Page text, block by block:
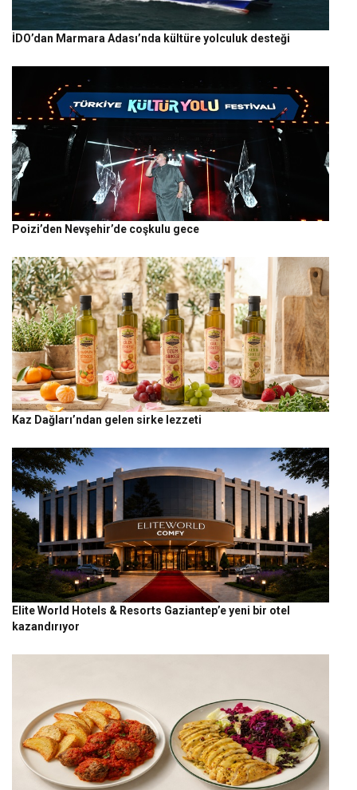
İDO’dan Marmara Adası’nda kültüre yolculuk desteği
Poizi’den Nevşehir’de coşkulu gece
Kaz Dağları’ndan gelen sirke lezzeti
Elite World Hotels & Resorts Gaziantep’e yeni bir otel
kazandırıyor